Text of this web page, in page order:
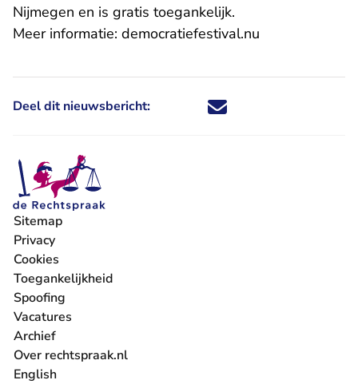
Nijmegen en is gratis toegankelijk.
Meer informatie: democratiefestival.nu
Deel dit nieuwsbericht: Deel dit nieuwsbericht via X -
Deel dit nieuwsbericht via
Deel dit nieuwsbericht
Deel dit
Sitemap
Privacy
Cookies
Toegankelijkheid
Spoofing
Vacatures
- U verlaat Rechtspraak.nl
Archief
Over rechtspraak.nl
English